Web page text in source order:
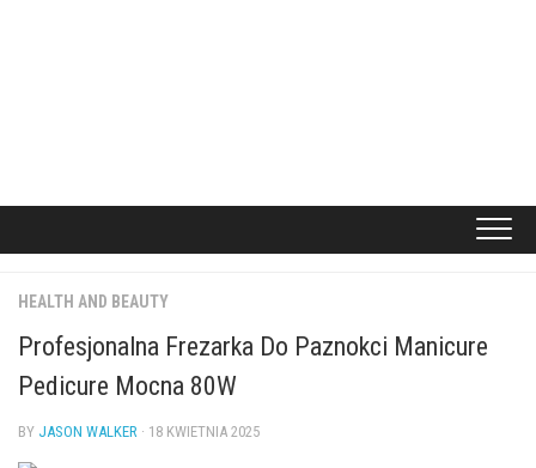
HEALTH AND BEAUTY
Profesjonalna Frezarka Do Paznokci Manicure
Pedicure Mocna 80W
BY JASON WALKER · 18 KWIETNIA 2025